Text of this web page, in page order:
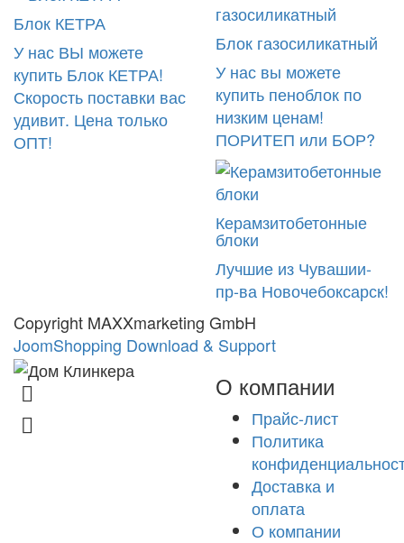
Блок КЕТРА
У нас ВЫ можете
купить Блок КЕТРА!
Скорость поставки вас
удивит. Цена только
ОПТ!
Блок газосиликатный
У нас вы можете
купить пеноблок по
низким ценам!
ПОРИТЕП или БОР?
Керамзитобетонные
блоки
Лучшие из Чувашии-
пр-ва Новочебоксарск!
Copyright MAXXmarketing GmbH
JoomShopping Download & Support
О компании
Прайс-лист
Политика
Доставка и
оплата
О компании